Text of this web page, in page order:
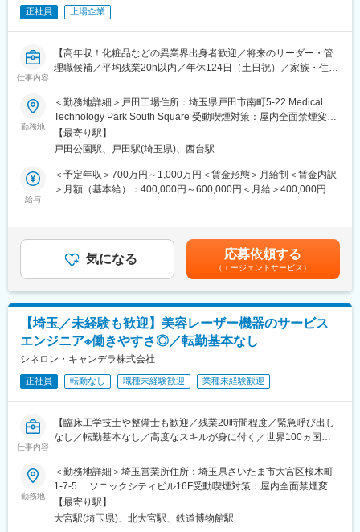
◎当社関連コース・セミナー・イベントの提案、販売代金回収
◎情報収集（競合製品・企業、関連施設、薬機法に基づく製品情
【新規と既存の割合】
【1日あたりの訪問件数】
・平均5件程度（うち2件ほどが、商談メインの訪問）
※アポイントは、昼休みや診療後の時間が多いです。
【担当製品】
当社ブランドの全製品を幅広くご担当いただきます。
・代表製品の1つであるストローマンインプラントは業界随一の最
・廉価なブランドである『Neodent』や、口腔内スキャナーの展
開にも注力しております。
ます。
・会社命令での転勤はほぼありません。
・個人目標に対する達成度に応じてインセンティブを支給。
※成果は四半期ごとに評価されるため、日々の頑張りが報酬に反映
■入社後のフォロー体制：
・その後、約3か月間のOJTを通じて商談の進め方や専門知識を習
得します。
※4か月目以降で独り立ち後も、フォローアップや上長の商談同行
などがあります。現職のメンバーも業界未経験が大半であり、悩
正社員 上場企業
仕事内容
【高年収！化粧品などの異業界出身者歓迎／将来のリーダー・管
理職候補／平均残業20h以内／年休124日（土日祝）／家族・住宅
■募集背景とミッション：
品質保証（QA）組織の拡大およびグローバル展開の加速に伴う増
員募集です。
今後の組織成長を支えるコア人材として、将来的にリーダー・管
理職としてご活躍いただくことを期待しています。また、良好な
チーム風土を維持・発展させながら、メンバー育成や組織づくり
■業務内容：
マーケットシェア1~3位を獲得している高品質な製品の品質保証
実務の推進に加えて、チーム運営やメンバー育成などを担ってい
ただくことも期待しています。
・チームマネジメント業務
・自社製品の品質保証に関する業務
・QMSの運営、改善、教育に関する業務
・QMS監査（ISO13485等）の監査対応
・海外製造所（マレーシアの子会社等）の手順書の整備などの支
援業務
・サプライヤーと管理業務（外注先監査） など
■当ポジションの魅力：
マーケットシェア1～3位を誇る製品群は、医療現場で高い信頼を
得ています。その「信頼」の最終防衛ラインを担うのが品質保証
チームです。自らの知見が、グローバルに展開される製品の安全
勤務地
＜勤務地詳細＞戸田工場住所：埼玉県戸田市南町5-22 Medical
Technology Park South Square 受動喫煙対策：屋内全面禁煙変更
の範囲：会社の定める事業所（リモートワーク含む）
【最寄り駅】
戸田公園駅、戸田駅(埼玉県)、西台駅
給与
＜予定年収＞700万円～1,000万円＜賃金形態＞月給制＜賃金内訳
＞月額（基本給）：400,000円～600,000円＜月給＞400,000円～
賞与＋残業20時間）37歳/880万円（月給46万＋定期賞与＋残業20
時間）賃金はあくまでも目安の金額であり、選考を通じて上下す
る可能性があります。月給(月額)は固定手当を含めた表記です。
気になる 応募依頼する
（エージェントサービス）
【埼玉／未経験も歓迎】美容レーザー機器のサービス
エンジニア※働きやすさ◎／転勤基本なし
シネロン・キャンデラ株式会社
正社員 転勤なし 職種未経験歓迎 業種未経験歓迎
仕事内容
【臨床工学技士や整備士も歓迎／残業20時間程度／緊急呼び出し
なし／転勤基本なし／高度なスキルが身に付く／世界100ヵ国以
■業務内容：
サービスエンジニアとして、顧客先である美容クリニックへ訪問
し、美容用レーザー機器の導入サポート、定期点検ならびに修理
をお任せいたします。製品知識等については入社後にしっかりと
身に着けていただきますので、未経験の方でも安心してご応募く
勤務地
＜勤務地詳細＞埼玉営業所住所：埼玉県さいたま市大宮区桜木町
1-7-5 ソニックシティビル16F受動喫煙対策：屋内全面禁煙変更
の範囲：会社の定める事業所（リモートワーク含む）
【最寄り駅】
大宮駅(埼玉県)、北大宮駅、鉄道博物館駅